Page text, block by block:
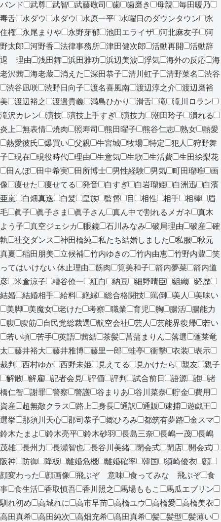
バンド
武尊 武智 武藤敬司 歯 歯磨き 母親
毎田暖乃
毒舌
水ダウ 水ダウ 水原一平 水曜日のダウンタウン
永
住権
永尾まりや 永野芽郁 池田エライザ 河北麻友子
河
野太郎
河野香 法律事務所 津田健次郎 活動再開
活動辞
退 理由
浅田舞 浜田雅功 浜辺美波 浮気 海外の反応
海
老沢茜
海老蔵 消えた 深田恭子 清川虹子 清野菜名
渋谷
渋谷凪咲
渋野日向子 渡名喜風南 渡辺淳之介
渡辺磨裕
美
渡辺裕之 渡邉貴義 満島ひかり 滑舌 滝
滝川ロラン
滝沢カレン
演技 演技上手すぎ 演技力 潮田玲子
潰れる
炎上
無表情 焼肉 照寿司 熊田曜子 熊谷仁志 熟女
熱愛
熱愛彼氏
爆買い 父親 牛宮城 牧場 特定 犯人
狩野舞
子
現在 現役時代 理由 生意気 生歌 生活費
生田絵梨花
田んぼ
田中希実 田所博士 男性経験 男気 町田瑠唯
画
像
痩せた 痩せてる 発音 白すぎ 白岩瑠姫 白洲迅
白濱
亜嵐
白畑真逸 白髪 皇族 監督 目 相性 相手 相棒
眉
毛
眞子 眞子さま 眞子さん 真ん中で割れるメガネ
真木
よう子
真空ジェシカ 眼鏡 石川みなみ 破局理由 破産
確
執
社交ダンス 神田橋純 私たち結婚しました 私服
秋元
真夏
稲田朋美 立候補 竹内ゆきの 竹内由恵 竹野内豊
笑
ってはいけない 休止理由
筋肉 筧美和子 箭内夢菜
箭内道
彦
米倉涼子 糟谷僚一 紅白 納豆 細野晴臣 組織
経歴
結婚
結婚相手 給料 絶縁 総合格闘技 罵倒 美人
美味い
美脚
美魔女 老けた 考察 職業 育児 胸 腸活
腸能力
腹
腹筋 自民党総裁選 航空会社 芸人 芸能界復帰
若い
若い頃
苦手 英語 茜結 茶髪 菖蒲まりん 落選
蓬莱竜
太
藤井裕大 藤井雅博 藤里一郎 蛙亭 衝撃 衣装
表示
裁判
西村ゆか 西野未姫 見えてる 見かけたら 親友
親子
解散
解雇 記者会見 評価 評判 試合前日 語源 誰
諸
橋仁智
謝罪 警察 警護 谷まりあ 谷川菜奈 貯金
費用
資産
超無敵クラス 路上 身長 通訳 通販 逮捕
遊戯王
選挙
那須川天心 郡司恭子 郷ひろみ 都筑有夢路
金スマ
鈴木たまよ
鈴木亮平 鈴木砂羽 長島三奈 長嶋一茂
長嶋
茂雄
長州力 長瀬智也 長谷川美緒 閉会式 閉店
開会式
阪神
防御 降板 離婚危機 離婚確率 韓国 須崎優衣
顔
顔変わった
顔画像 飛ぶぞ 意味 食ってみな 飛ぶぞ
食
事
食生活 香取慎吾 香川照之 馬場ももこ
馬瓜エブリン
馴れ初め
高城れに 高市早苗 高橋ユウ 高橋愛
高橋美衣
高田真希
高田純次 高畑充希 髙田真希 髪 髪型
髪薄い